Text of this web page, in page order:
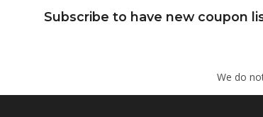
Subscribe to have new coupon
We do